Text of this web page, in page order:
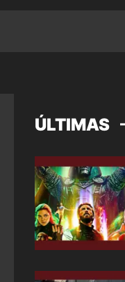
ÚLTIMAS